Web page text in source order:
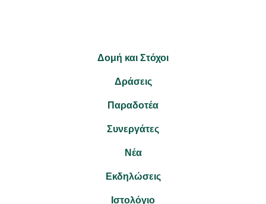
Δομή και Στόχοι
Δράσεις
Παραδοτέα
Συνεργάτες
Νέα
Εκδηλώσεις
Ιστολόγιο